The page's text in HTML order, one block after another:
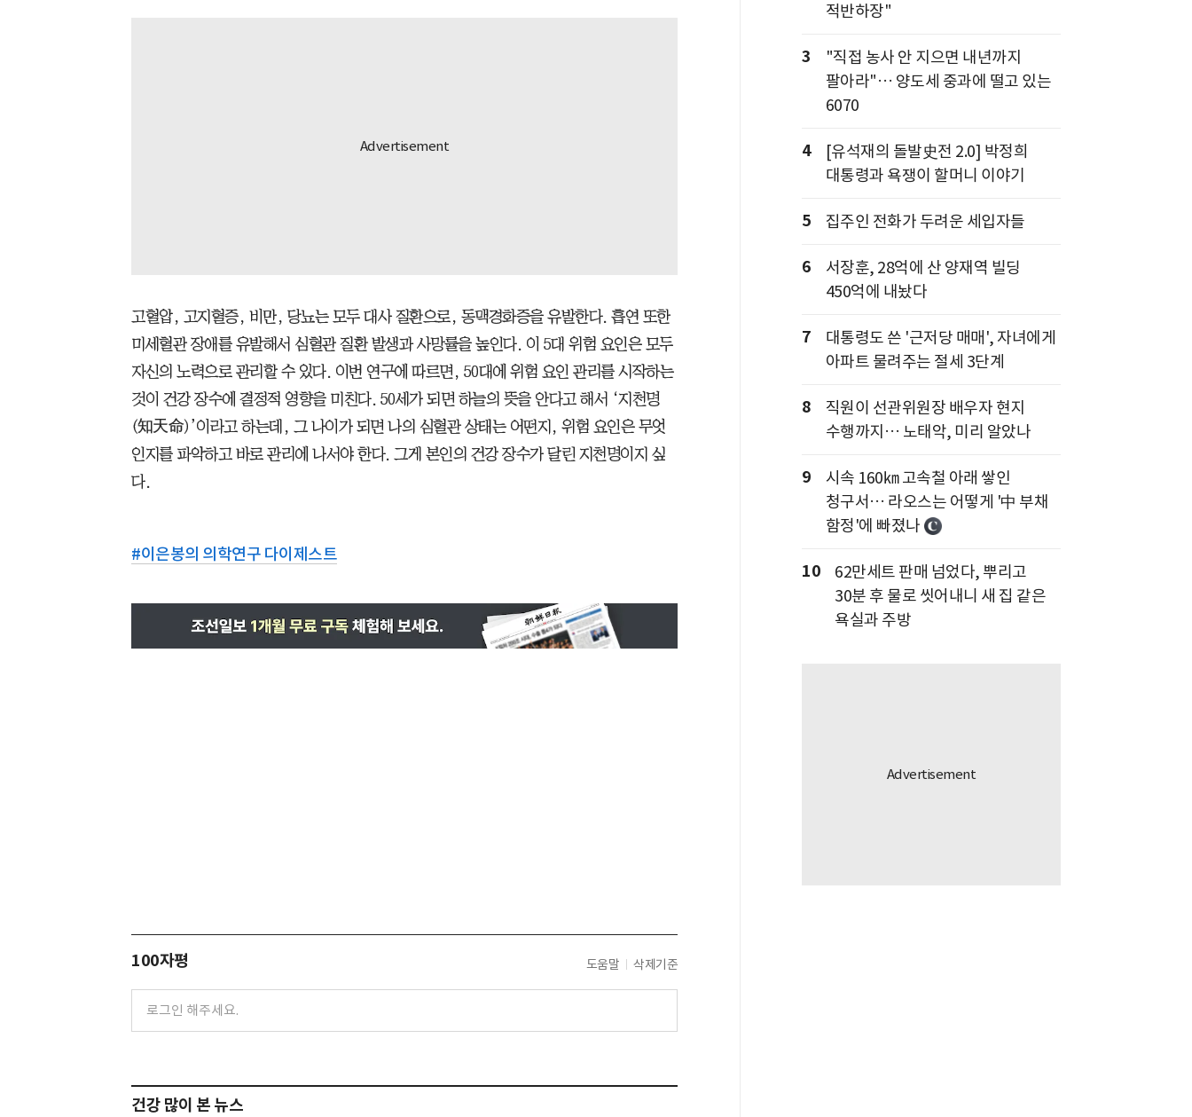
고혈압, 고지혈증, 비만, 당뇨는 모두 대사 질환으로, 동맥경화증을 유발한다. 흡연 또한
미세혈관 장애를 유발해서 심혈관 질환 발생과 사망률을 높인다. 이 5대 위험 요인은 모두
자신의 노력으로 관리할 수 있다. 이번 연구에 따르면, 50대에 위험 요인 관리를 시작하는
것이 건강 장수에 결정적 영향을 미친다. 50세가 되면 하늘의 뜻을 안다고 해서 ‘지천명
(知天命)’이라고 하는데, 그 나이가 되면 나의 심혈관 상태는 어떤지, 위험 요인은 무엇
인지를 파악하고 바로 관리에 나서야 한다. 그게 본인의 건강 장수가 달린 지천명이지 싶
다.
#이은봉의 의학연구 다이제스트
100자평 도움말 삭제기준
건강 많이 본 뉴스
적반하장"
3
"직접 농사 안 지으면 내년까지
팔아라"… 양도세 중과에 떨고 있는
6070
4
[유석재의 돌발史전 2.0] 박정희
대통령과 욕쟁이 할머니 이야기
5 집주인 전화가 두려운 세입자들
6
서장훈, 28억에 산 양재역 빌딩
450억에 내놨다
7
대통령도 쓴 '근저당 매매', 자녀에게
아파트 물려주는 절세 3단계
8
직원이 선관위원장 배우자 현지
수행까지… 노태악, 미리 알았나
9
시속 160㎞ 고속철 아래 쌓인
청구서… 라오스는 어떻게 '中 부채
함정'에 빠졌나
10
62만세트 판매 넘었다, 뿌리고
30분 후 물로 씻어내니 새 집 같은
욕실과 주방